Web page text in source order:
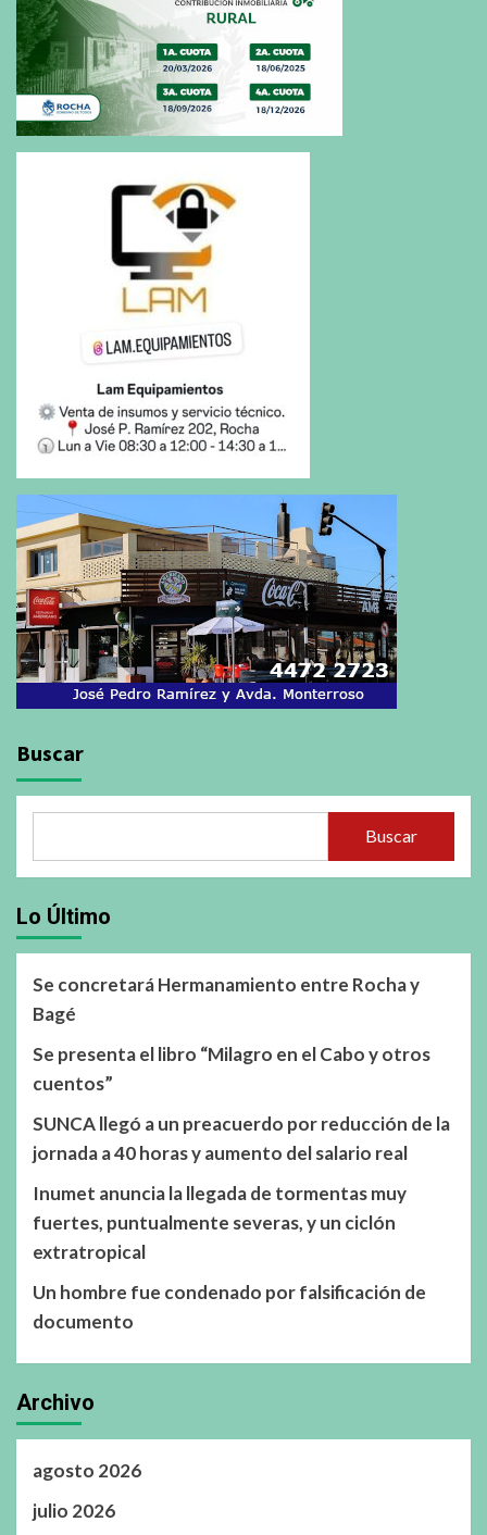
Buscar
Buscar
Lo Último
Se concretará Hermanamiento entre Rocha y
Bagé
Se presenta el libro “Milagro en el Cabo y otros
cuentos”
SUNCA llegó a un preacuerdo por reducción de la
jornada a 40 horas y aumento del salario real
Inumet anuncia la llegada de tormentas muy
fuertes, puntualmente severas, y un ciclón
extratropical
Un hombre fue condenado por falsificación de
documento
Archivo
agosto 2026
julio 2026